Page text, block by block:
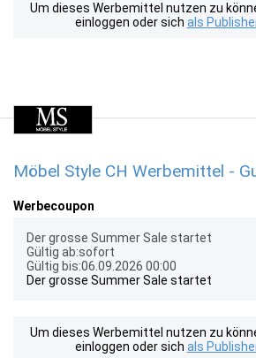
Um dieses Werbemittel nutzen zu
einloggen oder sich als
Möbel Style CH Werbemittel -
Werbecoupon
Der grosse Summer Sale startet
Gültig ab:sofort
Gültig bis:06.09.2026 00:00
Der grosse Summer Sale startet
Um dieses Werbemittel nutzen zu
einloggen oder sich als